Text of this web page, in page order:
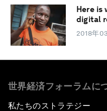
Here
digital
2018年
世界経済フォーラムに
私たちのストラテジー